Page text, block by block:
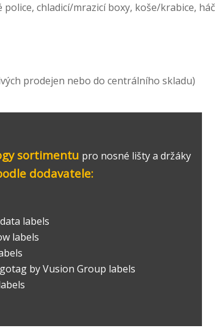
chladicí/mrazicí boxy, koše/krabice,
prodejen nebo do centrálního skladu)
sortimentu pro nosné lišty a držáky
dodavatele:
labels
labels
by Vusion Group labels